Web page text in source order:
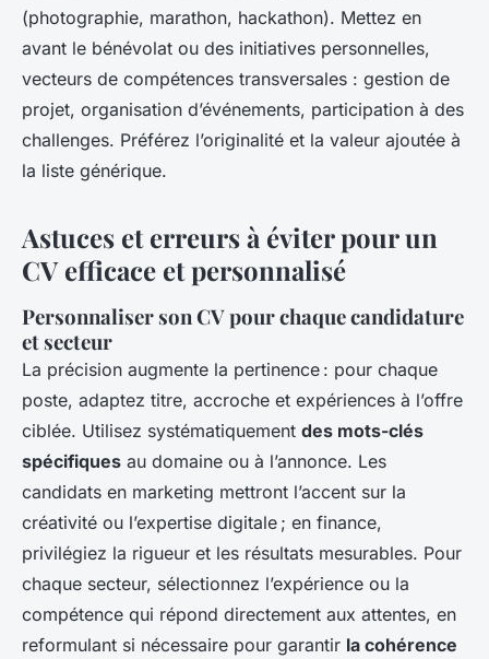
(photographie, marathon, hackathon). Mettez en
avant le bénévolat ou des initiatives personnelles,
vecteurs de compétences transversales : gestion de
projet, organisation d’événements, participation à des
challenges. Préférez l’originalité et la valeur ajoutée à
la liste générique.
Astuces et erreurs à éviter pour un
CV efficace et personnalisé
Personnaliser son CV pour chaque candidature
et secteur
La précision augmente la pertinence : pour chaque
poste, adaptez titre, accroche et expériences à l’offre
ciblée. Utilisez systématiquement des mots-clés
spécifiques au domaine ou à l’annonce. Les
candidats en marketing mettront l’accent sur la
créativité ou l’expertise digitale ; en finance,
privilégiez la rigueur et les résultats mesurables. Pour
chaque secteur, sélectionnez l’expérience ou la
compétence qui répond directement aux attentes, en
reformulant si nécessaire pour garantir la cohérence